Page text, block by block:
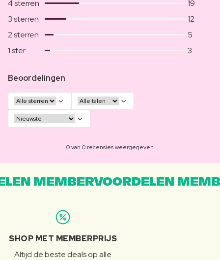
4 sterren
19
3 sterren
12
2 sterren
5
1 ster
3
Beoordelingen
0 van 0 recensies weergegeven
MEMBERVOORDELEN
SHOP MET MEMBERPRIJS
Altijd de beste deals op alle